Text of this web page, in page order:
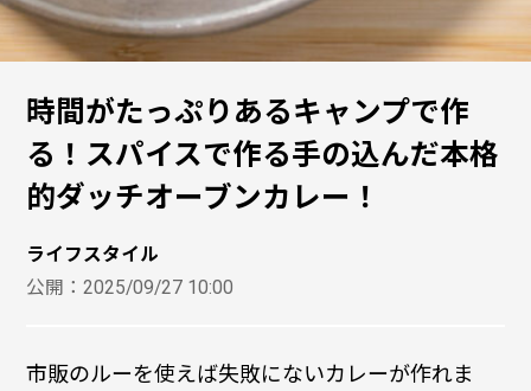
時間がたっぷりあるキャンプで作
る！スパイスで作る手の込んだ本格
的ダッチオーブンカレー！
ライフスタイル
公開：2025/09/27 10:00
市販のルーを使えば失敗にないカレーが作れま